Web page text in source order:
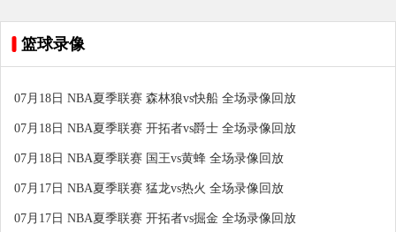
篮球录像
07月18日 NBA夏季联赛 森林狼vs快船 全场录像回放
07月18日 NBA夏季联赛 开拓者vs爵士 全场录像回放
07月18日 NBA夏季联赛 国王vs黄蜂 全场录像回放
07月17日 NBA夏季联赛 猛龙vs热火 全场录像回放
07月17日 NBA夏季联赛 开拓者vs掘金 全场录像回放